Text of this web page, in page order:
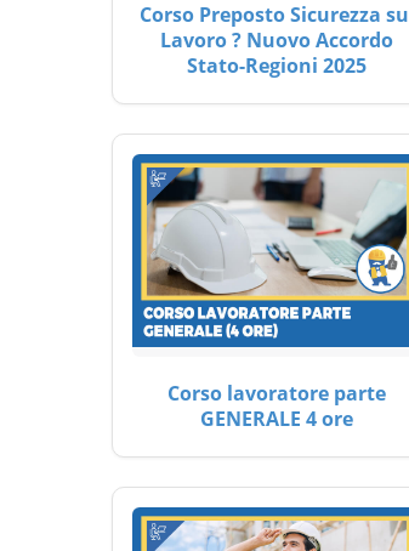
Corso Preposto Sicurezza
Lavoro ? Nuovo Accordo
Stato-Regioni 2025
Corso lavoratore parte
GENERALE 4 ore